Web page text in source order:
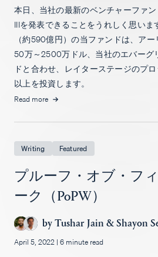
本日、当社の最新のベンチャーファ
IIIを発表できることをうれしく思い
（約590億円）の当ファンドは、ア
50万～2500万ドル、当社のエバーグ
ドと合わせ、レイターステージのプ
以上を投資します。
Read more
Writing Featured
プルーフ・オブ・フ
ーク（PoPW）
byTushar Jain &Shayon
April 5, 2022 | 6 minute read